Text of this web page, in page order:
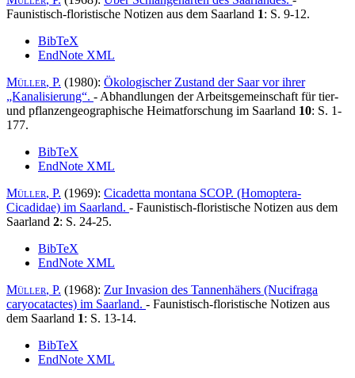
Faunistisch-floristische Notizen aus dem Saarland 1: S. 9-12.
BibTeX
EndNote XML
Müller, P. (1980): Ökologischer Zustand der Saar vor ihrer
„Kanalisierung“. - Abhandlungen der Arbeitsgemeinschaft für tier-
und pflanzengeographische Heimatforschung im Saarland 10: S. 1-
177.
BibTeX
EndNote XML
Müller, P. (1969): Cicadetta montana SCOP. (Homoptera-
Cicadidae) im Saarland. - Faunistisch-floristische Notizen aus dem
Saarland 2: S. 24-25.
BibTeX
EndNote XML
Müller, P. (1968): Zur Invasion des Tannenhähers (Nucifraga
caryocatactes) im Saarland. - Faunistisch-floristische Notizen aus
dem Saarland 1: S. 13-14.
BibTeX
EndNote XML